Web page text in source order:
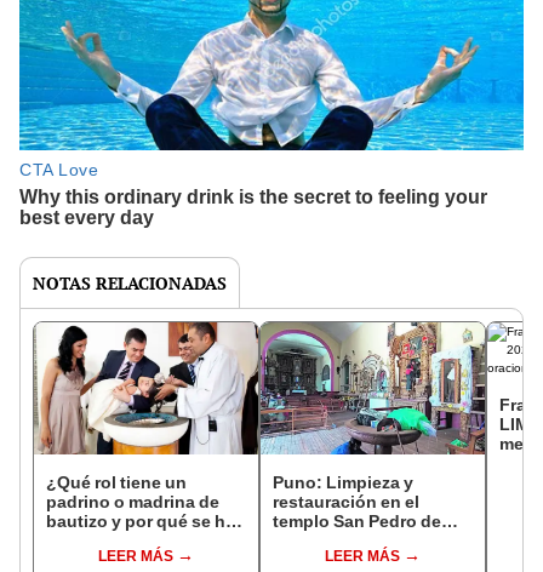
NOTAS RELACIONADAS
¿Qué rol tiene un
padrino o madrina de
bautizo y por qué se ha
presencia en este rito?
LEER MÁS
Puno: Limpieza y
restauración en el
templo San Pedro de
LEER MÁS